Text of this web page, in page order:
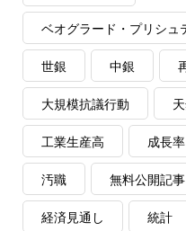
ベオグラード・プリシュ
世銀 中銀
大規模抗議行動
工業生産高 成長率
汚職 無料公開記事
経済見通し 統計